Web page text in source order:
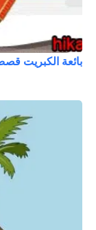
بائعة الكبريت